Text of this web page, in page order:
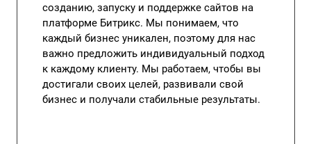
созданию, запуску и поддержке сайтов на
платформе Битрикс. Мы понимаем, что
каждый бизнес уникален, поэтому для нас
важно предложить индивидуальный подход
к каждому клиенту. Мы работаем, чтобы вы
достигали своих целей, развивали свой
бизнес и получали стабильные результаты.